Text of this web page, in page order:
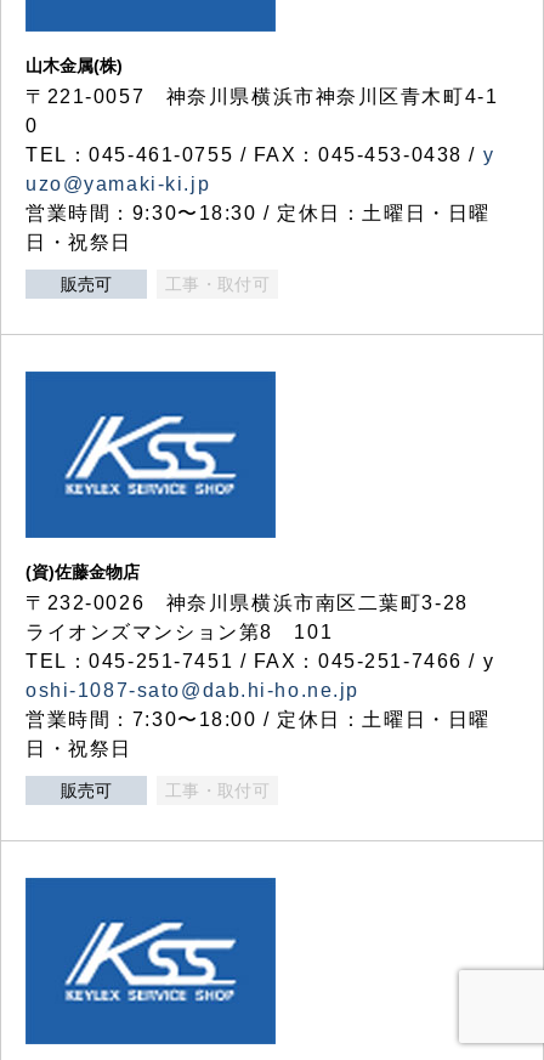
山木金属(株)
〒221-0057 神奈川県横浜市神奈川区青木町4-1
0
TEL：045-461-0755 / FAX：045-453-0438 / y
uzo@yamaki-ki.jp
営業時間：9:30〜18:30 / 定休日：土曜日・日曜
日・祝祭日
販売可 工事・取付可
(資)佐藤金物店
〒232-0026 神奈川県横浜市南区二葉町3-28
ライオンズマンション第8 101
TEL：045-251-7451 / FAX：045-251-7466 / y
oshi-1087-sato@dab.hi-ho.ne.jp
営業時間：7:30〜18:00 / 定休日：土曜日・日曜
日・祝祭日
販売可 工事・取付可